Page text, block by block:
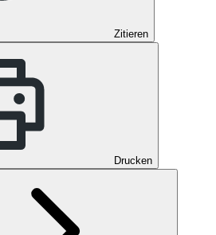
Zitieren
Drucken